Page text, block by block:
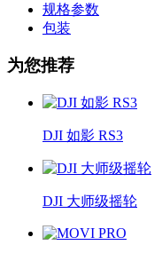
规格参数
包装
为您推荐
DJI 如影 RS3
DJI 大师级摇轮